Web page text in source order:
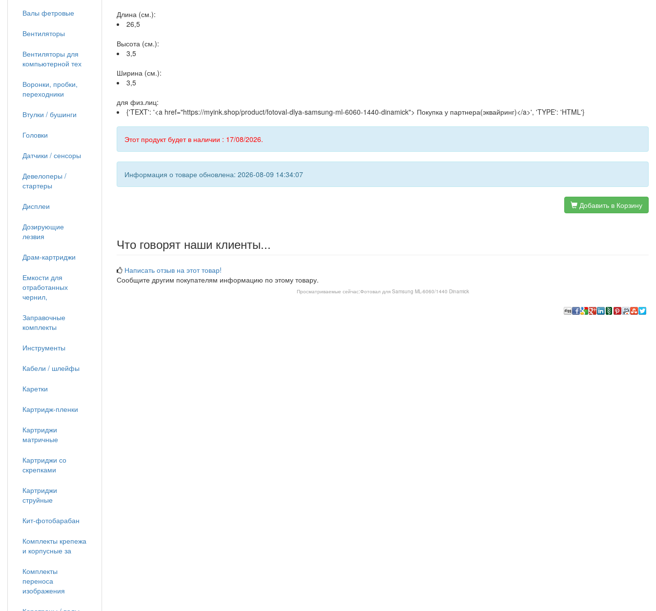
Длина (см.):
26,5
Высота (см.):
3,5
Ширина (см.):
3,5
для физ.лиц:
{'TEXT': '<a href="https://myink.shop/product/fotoval-dlya-samsung-ml-6060-1440-dinamick"> Покупка у партнера(эквайринг)</a>', 'TYPE': 'HTML'}
Этот продукт будет в наличии : 17/08/2026.
Информация о товаре обновлена: 2026-08-09 14:34:07
Добавить в Корзину
Что говорят наши клиенты...
Написать отзыв на этот товар!
Сообщите другим покупателям информацию по этому товару.
Просматриваемые сейчас:Фотовал для Samsung ML-6060/1440 Dinamick
Валы фетровые
Вентиляторы
Вентиляторы для
компьютерной тех
Воронки, пробки,
переходники
Втулки / бушинги
Головки
Датчики / сенсоры
Девелоперы /
стартеры
Дисплеи
Дозирующие
лезвия
Драм-картриджи
Емкости для
отработанных
чернил,
Заправочные
комплекты
Инструменты
Кабели / шлейфы
Каретки
Картридж-пленки
Картриджи
матричные
Картриджи со
скрепками
Картриджи
струйные
Кит-фотобарабан
Комплекты крепежа
и корпусные за
Комплекты
переноса
изображения